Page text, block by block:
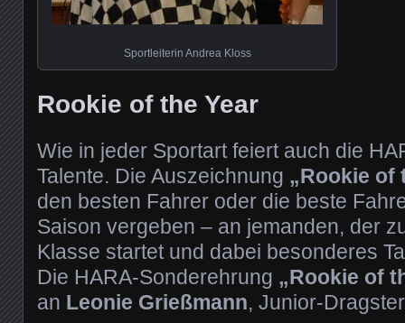
Sportleiterin Andrea Kloss
Rookie of the Year
Wie in jeder Sportart feiert auch die
Talente. Die Auszeichnung „Rookie of
den besten Fahrer oder die beste
Saison vergeben – an jemanden, der
Klasse startet und dabei besonderes
Die HARA-Sonderehrung „Rookie of
an Leonie Grießmann, Junior-